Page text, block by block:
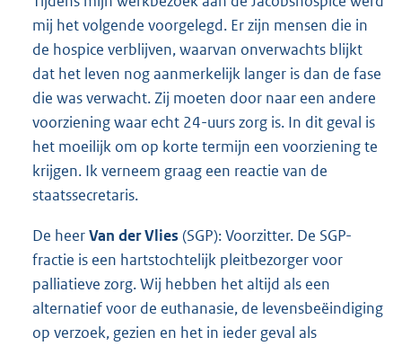
mij het volgende voorgelegd. Er zijn mensen die in
de hospice verblijven, waarvan onverwachts blijkt
dat het leven nog aanmerkelijk langer is dan de fase
die was verwacht. Zij moeten door naar een andere
voorziening waar echt 24-uurs zorg is. In dit geval is
het moeilijk om op korte termijn een voorziening te
krijgen. Ik verneem graag een reactie van de
staatssecretaris.
De heerVan der Vlies (SGP): Voorzitter. De SGP-
fractie is een hartstochtelijk pleitbezorger voor
palliatieve zorg. Wij hebben het altijd als een
alternatief voor de euthanasie, de levensbeëindiging
op verzoek, gezien en het in ieder geval als